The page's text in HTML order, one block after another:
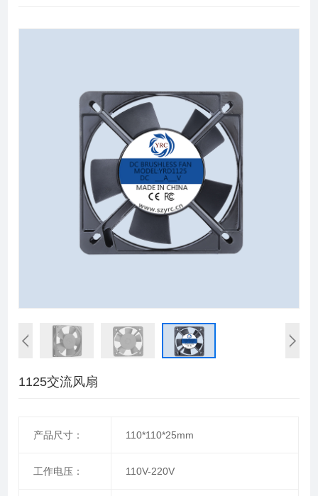
1125交流风扇
产品尺寸： 110*110*25mm
工作电压： 110V-220V